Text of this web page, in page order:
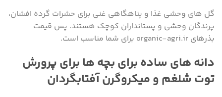
گل های وحشی غذا و پناهگاهی غنی برای حشرات گرده افشان،
پرندگان وحشی و پستانداران کوچک هستند. پس قیمت
بذرهای organic-agri.ir برای شما مناسب است.
دانه های ساده برای بچه ها برای پرورش
توت شلغم و میکروگرن آفتابگردان